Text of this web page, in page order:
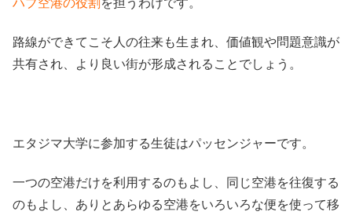
路線ができてこそ人の往来も生まれ、価値観や問題意識が
共有され、より良い街が形成されることでしょう。
エタジマ大学に参加する生徒はパッセンジャーです。
一つの空港だけを利用するのもよし、同じ空港を往復する
のもよし、ありとあらゆる空港をいろいろな便を使って移